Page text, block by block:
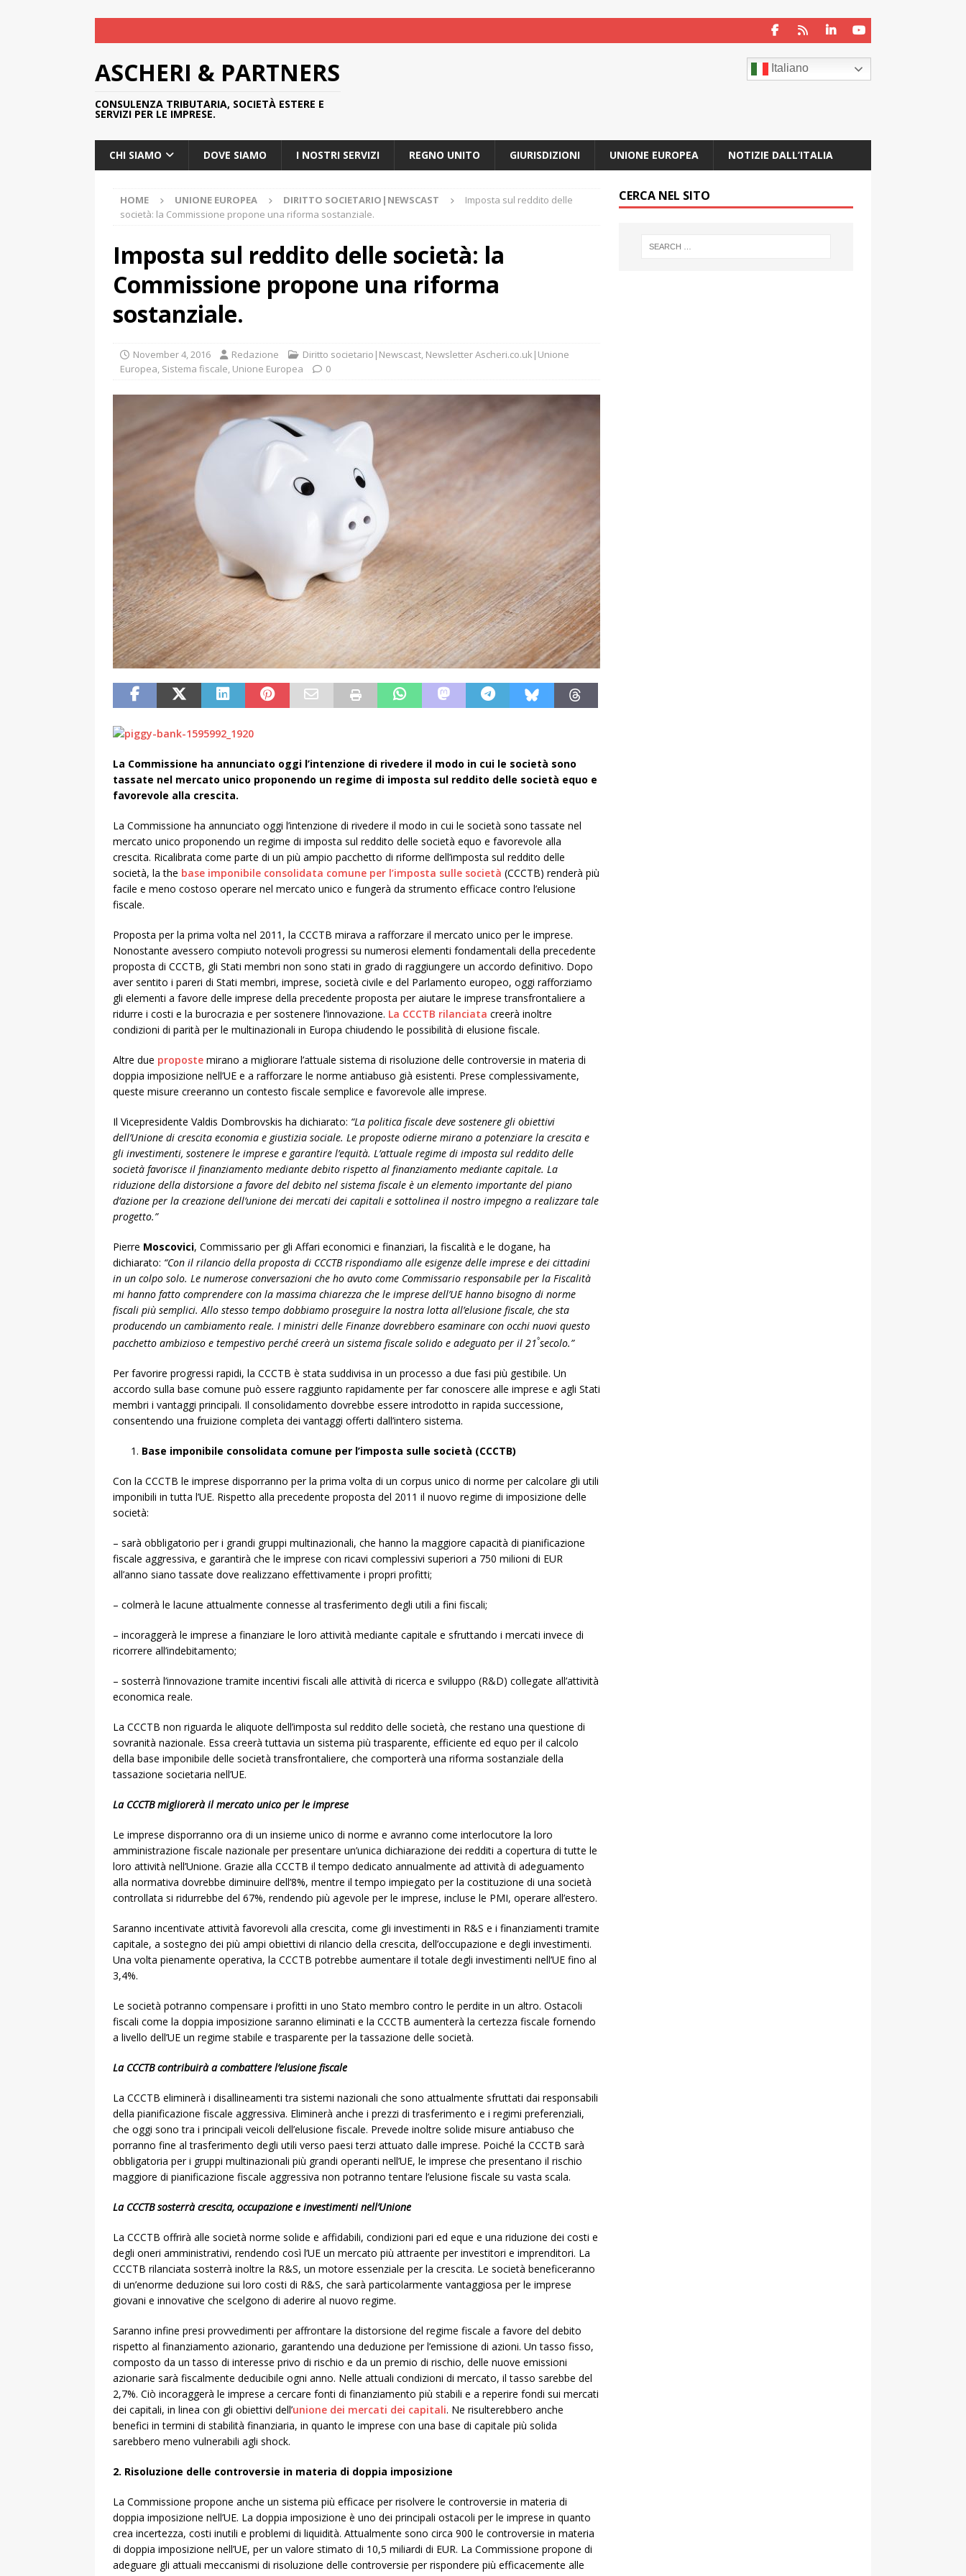
ASCHERI & PARTNERS
CONSULENZA TRIBUTARIA, SOCIETÀ ESTERE E
SERVIZI PER LE IMPRESE.
Italiano
CHI SIAMO DOVE SIAMO I NOSTRI SERVIZI REGNO UNITO GIURISDIZIONI UNIONE EUROPEA NOTIZIE DALL’ITALIA
HOME UNIONE EUROPEA DIRITTO SOCIETARIO|NEWSCAST
Imposta sul reddito delle
società: la Commissione propone una riforma sostanziale.
Imposta sul reddito delle società: la
Commissione propone una riforma
sostanziale.
November 4, 2016 Redazione Diritto societario|Newscast, Newsletter Ascheri.co.uk|Unione
Europea, Sistema fiscale, Unione Europea 0
La Commissione ha annunciato oggi l’intenzione di rivedere il modo in cui le società sono
tassate nel mercato unico proponendo un regime di imposta sul reddito delle società equo e
favorevole alla crescita.
La Commissione ha annunciato oggi l’intenzione di rivedere il modo in cui le società sono tassate nel
mercato unico proponendo un regime di imposta sul reddito delle società equo e favorevole alla
crescita. Ricalibrata come parte di un più ampio pacchetto di riforme dell’imposta sul reddito delle
società, la the base imponibile consolidata comune per l’imposta sulle società (CCCTB) renderà più
facile e meno costoso operare nel mercato unico e fungerà da strumento efficace contro l’elusione
fiscale.
Proposta per la prima volta nel 2011, la CCCTB mirava a rafforzare il mercato unico per le imprese.
Nonostante avessero compiuto notevoli progressi su numerosi elementi fondamentali della precedente
proposta di CCCTB, gli Stati membri non sono stati in grado di raggiungere un accordo definitivo. Dopo
aver sentito i pareri di Stati membri, imprese, società civile e del Parlamento europeo, oggi rafforziamo
gli elementi a favore delle imprese della precedente proposta per aiutare le imprese transfrontaliere a
ridurre i costi e la burocrazia e per sostenere l’innovazione. La CCCTB rilanciata creerà inoltre
condizioni di parità per le multinazionali in Europa chiudendo le possibilità di elusione fiscale.
Altre due proposte mirano a migliorare l’attuale sistema di risoluzione delle controversie in materia di
doppia imposizione nell’UE e a rafforzare le norme antiabuso già esistenti. Prese complessivamente,
queste misure creeranno un contesto fiscale semplice e favorevole alle imprese.
Il Vicepresidente Valdis Dombrovskis ha dichiarato: “La politica fiscale deve sostenere gli obiettivi
dell’Unione di crescita economia e giustizia sociale. Le proposte odierne mirano a potenziare la crescita e
gli investimenti, sostenere le imprese e garantire l’equità. L’attuale regime di imposta sul reddito delle
società favorisce il finanziamento mediante debito rispetto al finanziamento mediante capitale. La
riduzione della distorsione a favore del debito nel sistema fiscale è un elemento importante del piano
d’azione per la creazione dell’unione dei mercati dei capitali e sottolinea il nostro impegno a realizzare tale
progetto.”
Pierre Moscovici, Commissario per gli Affari economici e finanziari, la fiscalità e le dogane, ha
dichiarato: “Con il rilancio della proposta di CCCTB rispondiamo alle esigenze delle imprese e dei cittadini
in un colpo solo. Le numerose conversazioni che ho avuto come Commissario responsabile per la Fiscalità
mi hanno fatto comprendere con la massima chiarezza che le imprese dell’UE hanno bisogno di norme
fiscali più semplici. Allo stesso tempo dobbiamo proseguire la nostra lotta all’elusione fiscale, che sta
producendo un cambiamento reale. I ministri delle Finanze dovrebbero esaminare con occhi nuovi questo
pacchetto ambizioso e tempestivo perché creerà un sistema fiscale solido e adeguato per il 21°secolo.”
Per favorire progressi rapidi, la CCCTB è stata suddivisa in un processo a due fasi più gestibile. Un
accordo sulla base comune può essere raggiunto rapidamente per far conoscere alle imprese e agli Stati
membri i vantaggi principali. Il consolidamento dovrebbe essere introdotto in rapida successione,
consentendo una fruizione completa dei vantaggi offerti dall’intero sistema.
Base imponibile consolidata comune per l’imposta sulle società (CCCTB)
Con la CCCTB le imprese disporranno per la prima volta di un corpus unico di norme per calcolare gli utili
imponibili in tutta l’UE. Rispetto alla precedente proposta del 2011 il nuovo regime di imposizione delle
società:
– sarà obbligatorio per i grandi gruppi multinazionali, che hanno la maggiore capacità di pianificazione
fiscale aggressiva, e garantirà che le imprese con ricavi complessivi superiori a 750 milioni di EUR
all’anno siano tassate dove realizzano effettivamente i propri profitti;
– colmerà le lacune attualmente connesse al trasferimento degli utili a fini fiscali;
– incoraggerà le imprese a finanziare le loro attività mediante capitale e sfruttando i mercati invece di
ricorrere all’indebitamento;
– sosterrà l’innovazione tramite incentivi fiscali alle attività di ricerca e sviluppo (R&D) collegate all’attività
economica reale.
La CCCTB non riguarda le aliquote dell’imposta sul reddito delle società, che restano una questione di
sovranità nazionale. Essa creerà tuttavia un sistema più trasparente, efficiente ed equo per il calcolo
della base imponibile delle società transfrontaliere, che comporterà una riforma sostanziale della
tassazione societaria nell’UE.
La CCCTB migliorerà il mercato unico per le imprese
Le imprese disporranno ora di un insieme unico di norme e avranno come interlocutore la loro
amministrazione fiscale nazionale per presentare un’unica dichiarazione dei redditi a copertura di tutte le
loro attività nell’Unione. Grazie alla CCCTB il tempo dedicato annualmente ad attività di adeguamento
alla normativa dovrebbe diminuire dell’8%, mentre il tempo impiegato per la costituzione di una società
controllata si ridurrebbe del 67%, rendendo più agevole per le imprese, incluse le PMI, operare all’estero.
Saranno incentivate attività favorevoli alla crescita, come gli investimenti in R&S e i finanziamenti tramite
capitale, a sostegno dei più ampi obiettivi di rilancio della crescita, dell’occupazione e degli investimenti.
Una volta pienamente operativa, la CCCTB potrebbe aumentare il totale degli investimenti nell’UE fino al
3,4%.
Le società potranno compensare i profitti in uno Stato membro contro le perdite in un altro. Ostacoli
fiscali come la doppia imposizione saranno eliminati e la CCCTB aumenterà la certezza fiscale fornendo
a livello dell’UE un regime stabile e trasparente per la tassazione delle società.
La CCCTB contribuirà a combattere l’elusione fiscale
La CCCTB eliminerà i disallineamenti tra sistemi nazionali che sono attualmente sfruttati dai responsabili
della pianificazione fiscale aggressiva. Eliminerà anche i prezzi di trasferimento e i regimi preferenziali,
che oggi sono tra i principali veicoli dell’elusione fiscale. Prevede inoltre solide misure antiabuso che
porranno fine al trasferimento degli utili verso paesi terzi attuato dalle imprese. Poiché la CCCTB sarà
obbligatoria per i gruppi multinazionali più grandi operanti nell’UE, le imprese che presentano il rischio
maggiore di pianificazione fiscale aggressiva non potranno tentare l’elusione fiscale su vasta scala.
La CCCTB sosterrà crescita, occupazione e investimenti nell’Unione
La CCCTB offrirà alle società norme solide e affidabili, condizioni pari ed eque e una riduzione dei costi e
degli oneri amministrativi, rendendo così l’UE un mercato più attraente per investitori e imprenditori. La
CCCTB rilanciata sosterrà inoltre la R&S, un motore essenziale per la crescita. Le società beneficeranno
di un’enorme deduzione sui loro costi di R&S, che sarà particolarmente vantaggiosa per le imprese
giovani e innovative che scelgono di aderire al nuovo regime.
Saranno infine presi provvedimenti per affrontare la distorsione del regime fiscale a favore del debito
rispetto al finanziamento azionario, garantendo una deduzione per l’emissione di azioni. Un tasso fisso,
composto da un tasso di interesse privo di rischio e da un premio di rischio, delle nuove emissioni
azionarie sarà fiscalmente deducibile ogni anno. Nelle attuali condizioni di mercato, il tasso sarebbe del
2,7%. Ciò incoraggerà le imprese a cercare fonti di finanziamento più stabili e a reperire fondi sui mercati
dei capitali, in linea con gli obiettivi dell’unione dei mercati dei capitali. Ne risulterebbero anche
benefici in termini di stabilità finanziaria, in quanto le imprese con una base di capitale più solida
sarebbero meno vulnerabili agli shock.
2. Risoluzione delle controversie in materia di doppia imposizione
La Commissione propone anche un sistema più efficace per risolvere le controversie in materia di
doppia imposizione nell’UE. La doppia imposizione è uno dei principali ostacoli per le imprese in quanto
crea incertezza, costi inutili e problemi di liquidità. Attualmente sono circa 900 le controversie in materia
di doppia imposizione nell’UE, per un valore stimato di 10,5 miliardi di EUR. La Commissione propone di
adeguare gli attuali meccanismi di risoluzione delle controversie per rispondere più efficacemente alle
CERCA NEL SITO